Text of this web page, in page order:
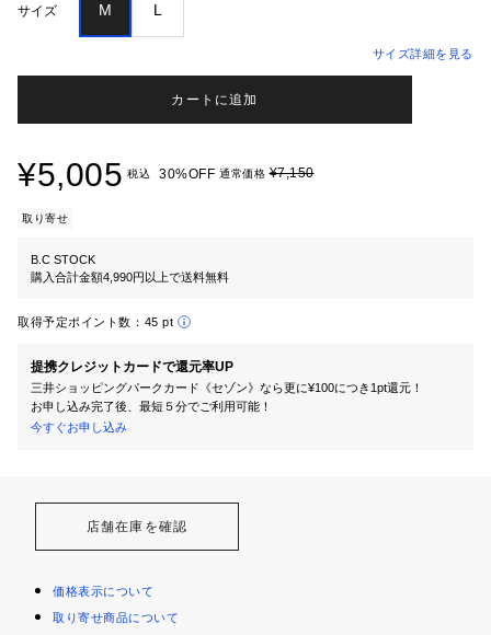
サイズ M L
サイズ詳細を見る
カートに追加
¥5,005 税込 30%OFF 通常価格¥7,150
取り寄せ
B.C STOCK
購入合計金額4,990円以上で送料無料
取得予定ポイント数： 45 pt
提携クレジットカードで還元率UP
三井ショッピングパークカード《セゾン》なら更に¥100につき1pt還元！
お申し込み完了後、最短５分でご利用可能！
今すぐお申し込み
店舗在庫を確認
価格表示について
取り寄せ商品について